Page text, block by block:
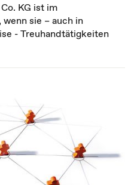
KG ist im
sie – auch in
- Treuhandtätigkeiten